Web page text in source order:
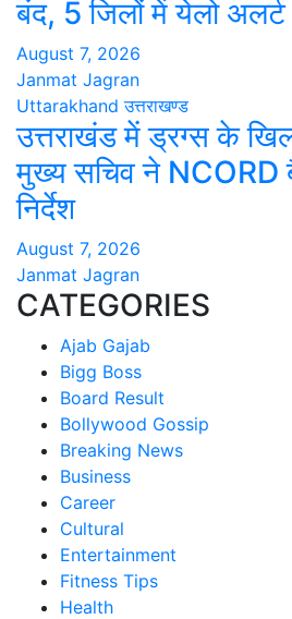
बंद, 5 जिलों में येलो अलर्ट
August 7, 2026
Janmat Jagran
Uttarakhand उत्तराखण्ड
उत्तराखंड में ड्रग्स के
मुख्य सचिव ने NCORD
निर्देश
August 7, 2026
Janmat Jagran
CATEGORIES
Ajab Gajab
Bigg Boss
Board Result
Bollywood Gossip
Breaking News
Business
Career
Cultural
Entertainment
Fitness Tips
Health